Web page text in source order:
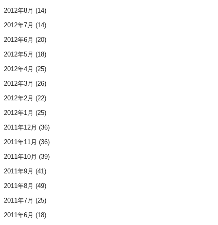
2012年8月 (14)
2012年7月 (14)
2012年6月 (20)
2012年5月 (18)
2012年4月 (25)
2012年3月 (26)
2012年2月 (22)
2012年1月 (25)
2011年12月 (36)
2011年11月 (36)
2011年10月 (39)
2011年9月 (41)
2011年8月 (49)
2011年7月 (25)
2011年6月 (18)